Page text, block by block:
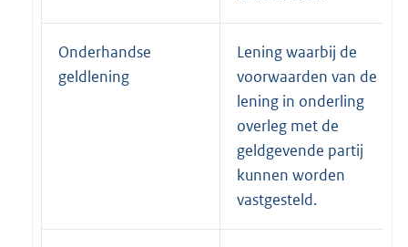
Onderhandse
geldlening
Lening waarbij de
voorwaarden van de
lening in onderling
overleg met de
geldgevende partij
kunnen worden
vastgesteld.